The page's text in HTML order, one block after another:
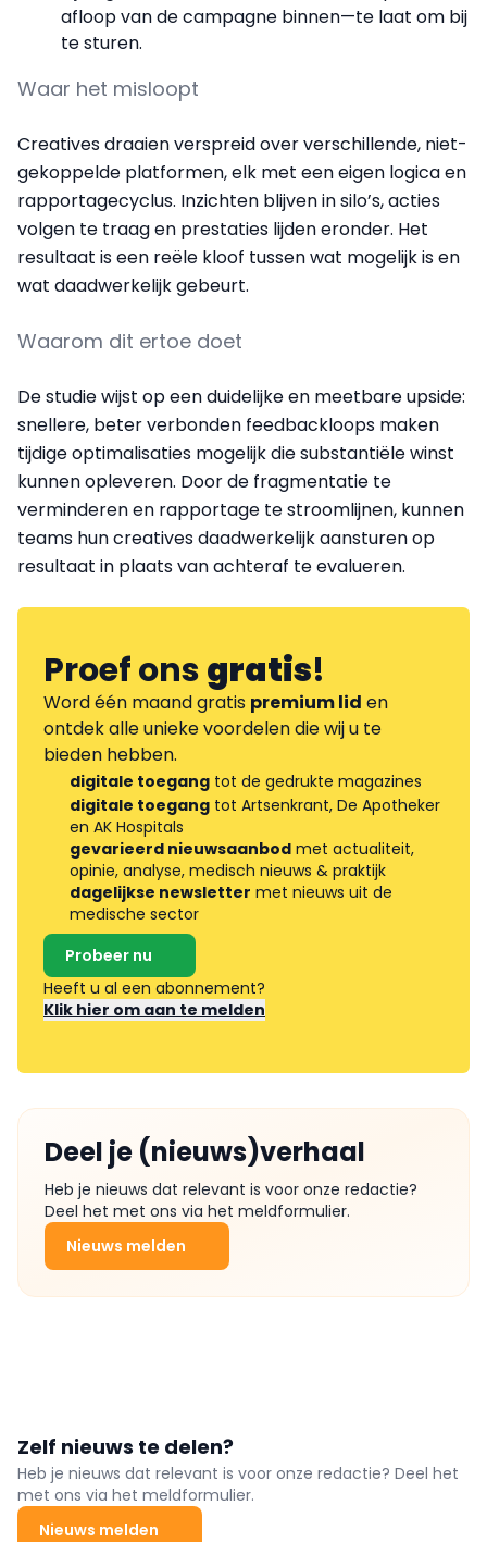
afloop van de campagne binnen—te laat om bij
te sturen.
Waar het misloopt
Creatives draaien verspreid over verschillende, niet-
gekoppelde platformen, elk met een eigen logica en
rapportagecyclus. Inzichten blijven in silo’s, acties
volgen te traag en prestaties lijden eronder. Het
resultaat is een reële kloof tussen wat mogelijk is en
wat daadwerkelijk gebeurt.
Waarom dit ertoe doet
De studie wijst op een duidelijke en meetbare upside:
snellere, beter verbonden feedbackloops maken
tijdige optimalisaties mogelijk die substantiële winst
kunnen opleveren. Door de fragmentatie te
verminderen en rapportage te stroomlijnen, kunnen
teams hun creatives daadwerkelijk aansturen op
resultaat in plaats van achteraf te evalueren.
Proef onsgratis!
Word één maand gratis premium lid en
ontdek alle unieke voordelen die wij u te
bieden hebben.
digitale toegang tot de gedrukte magazines
digitale toegang tot Artsenkrant, De Apotheker
en AK Hospitals
gevarieerd nieuwsaanbod met actualiteit,
opinie, analyse, medisch nieuws & praktijk
dagelijkse newsletter met nieuws uit de
medische sector
Probeer nu
Heeft u al een abonnement?
Klik hier om aan te melden
Deel je (nieuws)verhaal
Heb je nieuws dat relevant is voor onze redactie?
Deel het met ons via het meldformulier.
Nieuws melden
Zelf nieuws te delen?
Heb je nieuws dat relevant is voor onze redactie? Deel het
met ons via het meldformulier.
Nieuws melden